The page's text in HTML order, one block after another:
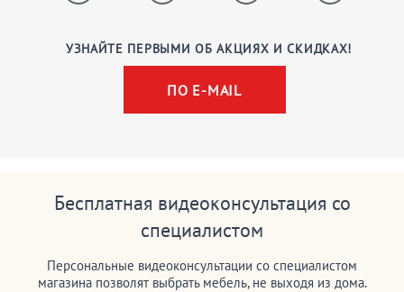
УЗНАЙТЕ ПЕРВЫМИ ОБ АКЦИЯХ И СКИДКАХ!
ПО E-MAIL
Бесплатная видеоконсультация со
специалистом
Персональные видеоконсультации со специалистом
магазина позволят выбрать мебель, не выходя из дома.